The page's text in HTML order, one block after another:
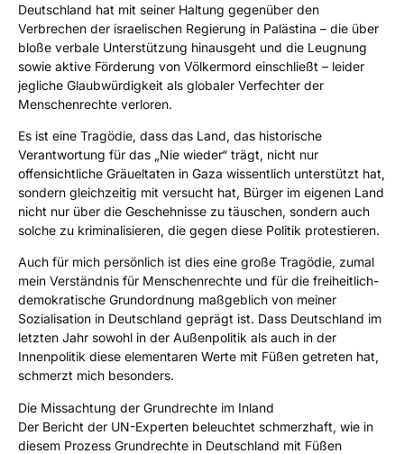
Deutschland hat mit seiner Haltung gegenüber den
Verbrechen der israelischen Regierung in Palästina – die über
bloße verbale Unterstützung hinausgeht und die Leugnung
sowie aktive Förderung von Völkermord einschließt – leider
jegliche Glaubwürdigkeit als globaler Verfechter der
Menschenrechte verloren.
Es ist eine Tragödie, dass das Land, das historische
Verantwortung für das „Nie wieder“ trägt, nicht nur
offensichtliche Gräueltaten in Gaza wissentlich unterstützt hat,
sondern gleichzeitig mit versucht hat, Bürger im eigenen Land
nicht nur über die Geschehnisse zu täuschen, sondern auch
solche zu kriminalisieren, die gegen diese Politik protestieren.
Auch für mich persönlich ist dies eine große Tragödie, zumal
mein Verständnis für Menschenrechte und für die freiheitlich-
demokratische Grundordnung maßgeblich von meiner
Sozialisation in Deutschland geprägt ist. Dass Deutschland im
letzten Jahr sowohl in der Außenpolitik als auch in der
Innenpolitik diese elementaren Werte mit Füßen getreten hat,
schmerzt mich besonders.
Die Missachtung der Grundrechte im Inland
Der Bericht der UN-Experten beleuchtet schmerzhaft, wie in
diesem Prozess Grundrechte in Deutschland mit Füßen